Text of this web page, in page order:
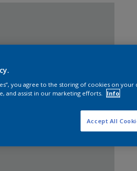
you agree to the storing of cookies on your
and assist in our marketing efforts.
Info
Accept All